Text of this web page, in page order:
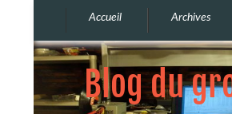
Accueil Archives
Blog du